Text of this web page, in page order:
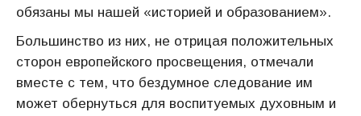
обязаны мы нашей «историей и образованием».
Большинство из них, не отрицая положительных
сторон европейского просвещения, отмечали
вместе с тем, что бездумное следование им
может обернуться для воспитуемых духовным и